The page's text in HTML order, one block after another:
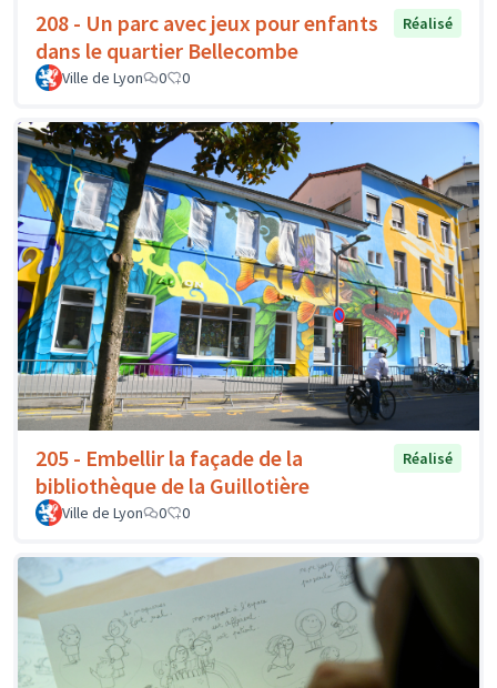
208 - Un parc avec jeux pour enfants
dans le quartier Bellecombe
Réalisé
Ville de Lyon 0 0
205 - Embellir la façade de la
bibliothèque de la Guillotière
Réalisé
Ville de Lyon 0 0